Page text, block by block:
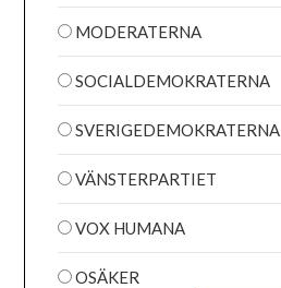
MODERATERNA
SOCIALDEMOKRATERNA
SVERIGEDEMOKRATERNA
VÄNSTERPARTIET
VOX HUMANA
OSÄKER